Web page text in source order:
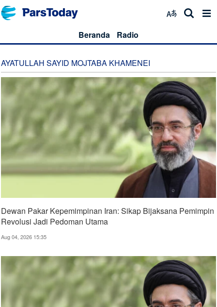
Beranda Radio
AYATULLAH SAYID MOJTABA KHAMENEI
Dewan Pakar Kepemimpinan Iran: Sikap Bijaksana Pemimpin
Revolusi Jadi Pedoman Utama
Aug 04, 2026 15:35